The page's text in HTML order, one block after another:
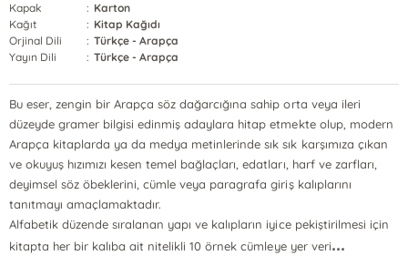
Kapak
: Karton
Kağıt
: Kitap Kağıdı
Orjinal Dili
: Türkçe - Arapça
Yayın Dili
: Türkçe - Arapça
Bu eser, zengin bir Arapça söz dağarcığına sahip orta veya ileri
düzeyde gramer bilgisi edinmiş adaylara hitap etmekte olup, modern
Arapça kitaplarda ya da medya metinlerinde sık sık karşımıza çıkan
ve okuyuş hızımızı kesen temel bağlaçları, edatları, harf ve zarfları,
deyimsel söz öbeklerini, cümle veya paragrafa giriş kalıplarını
tanıtmayı amaçlamaktadır.
Alfabetik düzende sıralanan yapı ve kalıpların iyice pekiştirilmesi için
kitapta her bir kalıba ait nitelikli 10 örnek cümleye yer veri...